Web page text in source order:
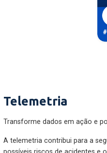
Telemetria
Transforme dados em ação e
A telemetria contribui para a
possíveis riscos de acidentes e